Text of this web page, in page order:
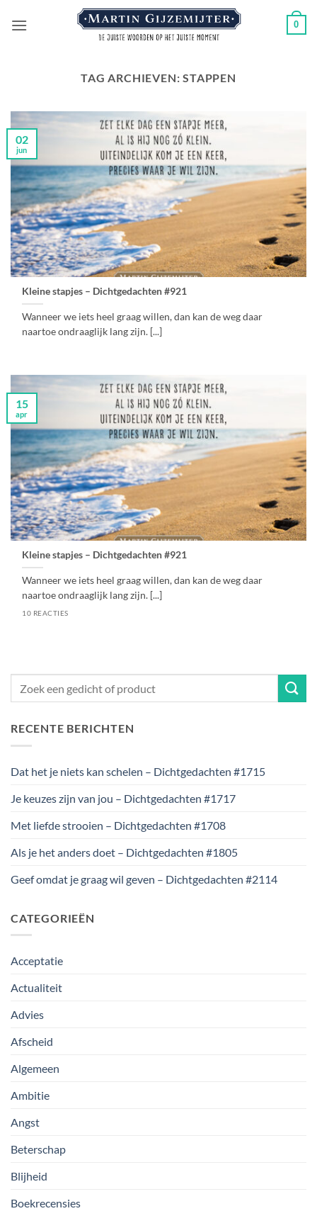
naar
0
TAG ARCHIEVEN:STAPPEN
Kleine stapjes – Dichtgedachten #921
Wanneer we iets heel graag willen, dan kan de weg daar
naartoe ondraaglijk lang zijn. [...]
02
jun
Kleine stapjes – Dichtgedachten #921
Wanneer we iets heel graag willen, dan kan de weg daar
naartoe ondraaglijk lang zijn. [...]
10 REACTIES
15
apr
RECENTE BERICHTEN
Dat het je niets kan schelen – Dichtgedachten #1715
Je keuzes zijn van jou – Dichtgedachten #1717
Met liefde strooien – Dichtgedachten #1708
Als je het anders doet – Dichtgedachten #1805
Geef omdat je graag wil geven – Dichtgedachten #2114
CATEGORIEËN
Acceptatie
Actualiteit
Advies
Afscheid
Algemeen
Ambitie
Angst
Beterschap
Blijheid
Boekrecensies